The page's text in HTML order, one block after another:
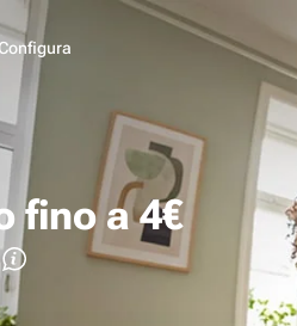
Configura
fino a 4€